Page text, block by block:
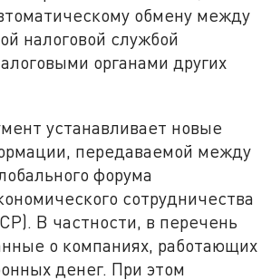
обмену между
налоговой службой
органами других
устанавливает новые
передаваемой между
форума
сотрудничества
В частности, в перечень
о компаниях, работающих
денег. При этом